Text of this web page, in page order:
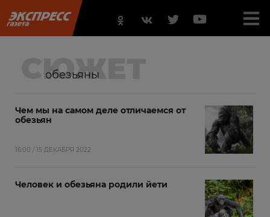
СЮЖЕТ
обезьяны
Чем мы на самом деле отличаемся от
обезьян
16:00 / 15 ДЕКАБРЯ 2022
Человек и обезьяна родили йети